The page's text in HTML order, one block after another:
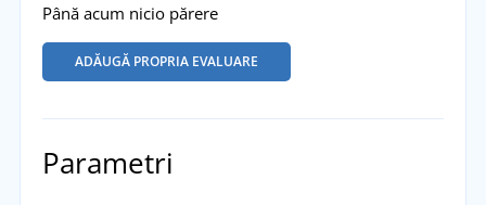
Până acum nicio părere
ADĂUGĂ PROPRIA EVALUARE
Parametri